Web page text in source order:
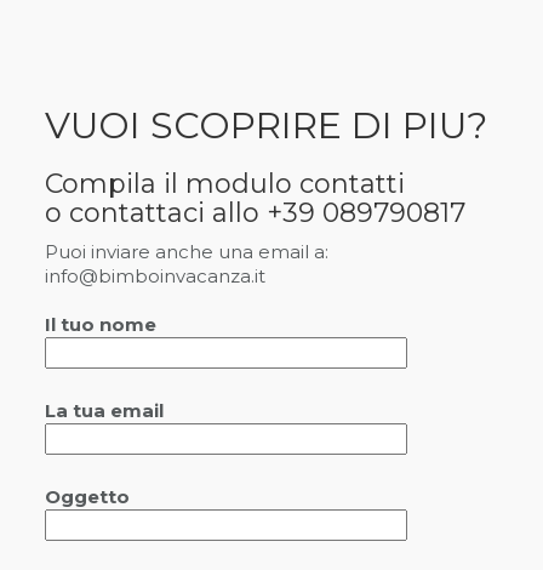
VUOI SCOPRIRE DI PIU?
Compila il modulo contatti
o contattaci allo +39 089790817
Puoi inviare anche una email a:
info@bimboinvacanza.it
Il tuo nome
La tua email
Oggetto